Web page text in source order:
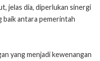
jelas dia, diperlukan sinergi
baik antara pemerintah
yang menjadi kewenangan